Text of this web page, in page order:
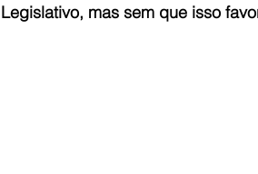
Legislativo, mas sem que isso